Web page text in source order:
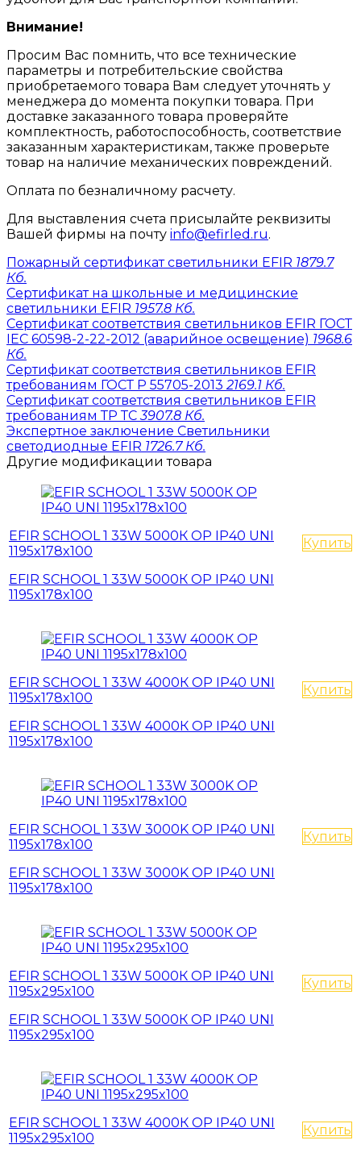
Внимание!
Просим Вас помнить, что все технические
параметры и потребительские свойства
приобретаемого товара Вам следует уточнять у
менеджера до момента покупки товара. При
доставке заказанного товара проверяйте
комплектность, работоспособность, соответствие
заказанным характеристикам, также проверьте
товар на наличие механических повреждений.
Оплата по безналичному расчету.
Для выставления счета присылайте реквизиты
Вашей фирмы на почту info@efirled.ru.
Пожарный сертификат светильники EFIR 1879.7
Кб.
Сертификат на школьные и медицинские
светильники EFIR 1957.8 Кб.
Сертификат соответствия светильников EFIR ГОСТ
IEC 60598-2-22-2012 (аварийное освещение) 1968.6
Кб.
Сертификат соответствия светильников EFIR
требованиям ГОСТ Р 55705-2013 2169.1 Кб.
Сертификат соответствия светильников EFIR
требованиям ТР ТС 3907.8 Кб.
Экспертное заключение Светильники
светодиодные EFIR 1726.7 Кб.
Другие модификации товара
EFIR SCHOOL 1 33W 5000К OP IP40 UNI
1195x178x100
EFIR SCHOOL 1 33W 5000К OP IP40 UNI
1195x178x100
Купить
EFIR SCHOOL 1 33W 4000К OP IP40 UNI
1195x178x100
EFIR SCHOOL 1 33W 4000К OP IP40 UNI
1195x178x100
Купить
EFIR SCHOOL 1 33W 3000K OP IP40 UNI
1195x178x100
EFIR SCHOOL 1 33W 3000K OP IP40 UNI
1195x178x100
Купить
EFIR SCHOOL 1 33W 5000К OP IP40 UNI
1195x295x100
EFIR SCHOOL 1 33W 5000К OP IP40 UNI
1195x295x100
Купить
EFIR SCHOOL 1 33W 4000К OP IP40 UNI
1195x295x100
Купить